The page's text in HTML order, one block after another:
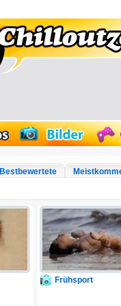
Bestbewertete
Frühsport